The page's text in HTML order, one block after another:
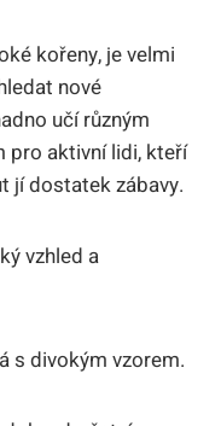
kořeny, je velmi
nové
učí různým
pro aktivní lidi, kteří
jí dostatek zábavy.
vzhled a
s divokým vzorem.